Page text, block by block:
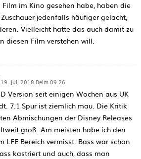
Film im Kino gesehen habe, haben die
jedenfalls häufiger gelacht,
Vielleicht hatte das auch damit zu
diesen Film verstehen will.
19. Juli 2018 Beim 09:26
Version seit einigen Wochen aus UK
7.1 Spur ist ziemlich mau. Die Kritik
Abmischungen der Disney Releases
groß. Am meisten habe ich den
LFE Bereich vermisst. Bass war schon
kastriert und auch, dass man